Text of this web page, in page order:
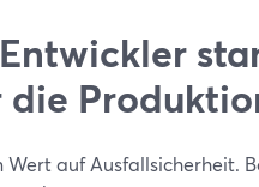
auf Ausfallsicherheit.